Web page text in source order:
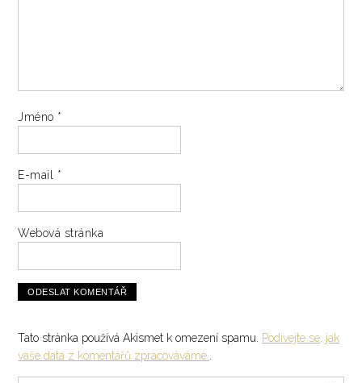
Jméno *
E-mail *
Webová stránka
Tato stránka používá Akismet k omezení spamu. Podívejte se, jak
vaše data z komentářů zpracováváme..